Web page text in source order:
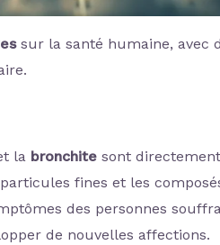
sur la santé humaine, avec
la bronchite sont
fines et les
des personnes
de nouvelles affections.